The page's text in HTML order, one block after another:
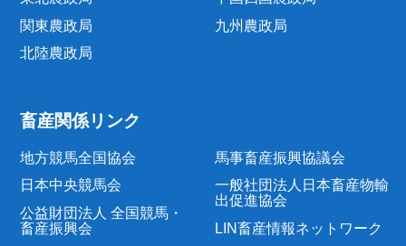
関東農政局
北陸農政局
九州農政局
畜産関係リンク
地方競馬全国協会
日本中央競馬会
公益財団法人 全国競馬・
畜産振興会
馬事畜産振興協議会
一般社団法人日本畜産物輸
出促進協会
LIN畜産情報ネットワーク